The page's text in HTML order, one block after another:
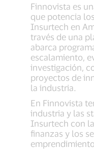
Finnovista es
que potencia
Insurtech en
través de una
abarca
escalamiento,
investigación,
proyectos de
la industria.
En Finnovista
industria y las
Insurtech con
finanzas y los